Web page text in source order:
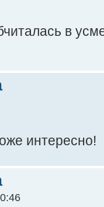
в
интересно!